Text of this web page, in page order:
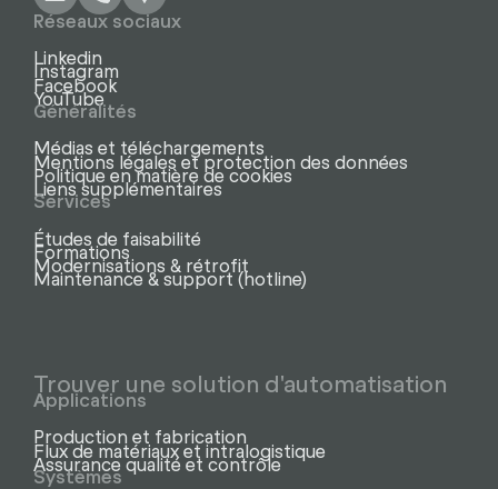
Réseaux sociaux
Linkedin
Instagram
Facebook
YouTube
Généralités
Médias et téléchargements
Mentions légales et protection des données
Politique en matière de cookies
Liens supplémentaires
Services
Études de faisabilité
Formations
Modernisations & rétrofit
Maintenance & support (hotline)
Trouver une solution d'automatisation
Applications
Production et fabrication
Flux de matériaux et intralogistique
Assurance qualité et contrôle
Systèmes